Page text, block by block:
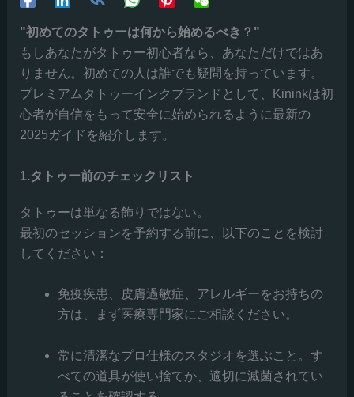
"初めてのタトゥーは何から始めるべき？"
もしあなたがタトゥー初心者なら、あなただけではあ
りません。初めての人は誰でも疑問を持っています。
プレミアムタトゥーインクブランドとして、Kininkは初
心者が自信をもって安全に始められるように最新の
2025ガイドを紹介します。
1.タトゥー前のチェックリスト
タトゥーは単なる飾りではない。
最初のセッションを予約する前に、以下のことを検討
してください：
免疫疾患、皮膚過敏症、アレルギーをお持ちの
方は、まず医療専門家にご相談ください。
常に清潔なプロ仕様のスタジオを選ぶこと。す
べての道具が使い捨てか、適切に滅菌されてい